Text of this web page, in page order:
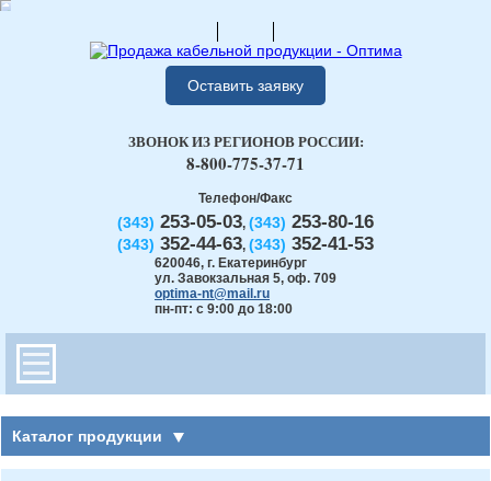
Оставить заявку
Телефон/Факс
(343) 253-05-03, (343) 253-80-16
(343) 352-44-63, (343) 352-41-53
620046, г. Екатеринбург
ул. Завокзальная 5, оф. 709
optima-nt@mail.ru
пн-пт: с 9:00 до 18:00
ЗВОНОК ИЗ РЕГИОНОВ РОССИИ:
8-800-775-37-71
Каталог продукции